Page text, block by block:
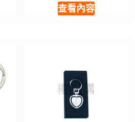
查看內容